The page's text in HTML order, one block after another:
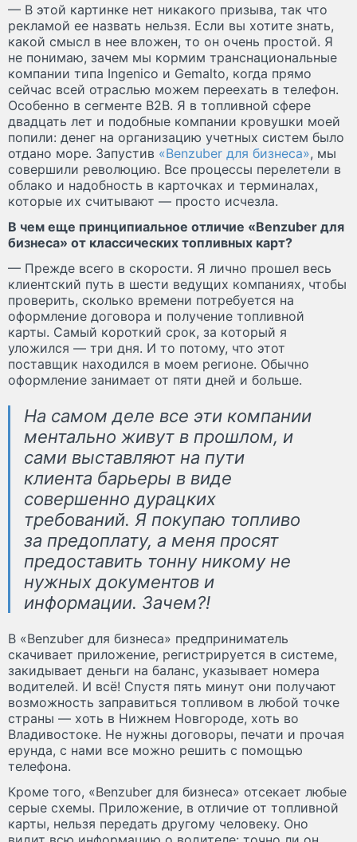
— В этой картинке нет никакого призыва, так что
рекламой ее назвать нельзя. Если вы хотите знать,
какой смысл в нее вложен, то он очень простой. Я
не понимаю, зачем мы кормим транснациональные
компании типа Ingenico и Gemalto, когда прямо
сейчас всей отраслью можем переехать в телефон.
Особенно в сегменте В2В. Я в топливной сфере
двадцать лет и подобные компании кровушки моей
попили: денег на организацию учетных систем было
отдано море. Запустив «Benzuber для бизнеса», мы
совершили революцию. Все процессы перелетели в
облако и надобность в карточках и терминалах,
которые их считывают — просто исчезла.
В чем еще принципиальное отличие «Benzuber для
бизнеса» от классических топливных карт?
— Прежде всего в скорости. Я лично прошел весь
клиентский путь в шести ведущих компаниях, чтобы
проверить, сколько времени потребуется на
оформление договора и получение топливной
карты. Самый короткий срок, за который я
уложился — три дня. И то потому, что этот
поставщик находился в моем регионе. Обычно
оформление занимает от пяти дней и больше.
На самом деле все эти компании
ментально живут в прошлом, и
сами выставляют на пути
клиента барьеры в виде
совершенно дурацких
требований. Я покупаю топливо
за предоплату, а меня просят
предоставить тонну никому не
нужных документов и
информации. Зачем?!
В «Benzuber для бизнеса» предприниматель
скачивает приложение, регистрируется в системе,
закидывает деньги на баланс, указывает номера
водителей. И всё! Спустя пять минут они получают
возможность заправиться топливом в любой точке
страны — хоть в Нижнем Новгороде, хоть во
Владивостоке. Не нужны договоры, печати и прочая
ерунда, с нами все можно решить с помощью
телефона.
Кроме того, «Benzuber для бизнеса» отсекает любые
серые схемы. Приложение, в отличие от топливной
карты, нельзя передать другому человеку. Оно